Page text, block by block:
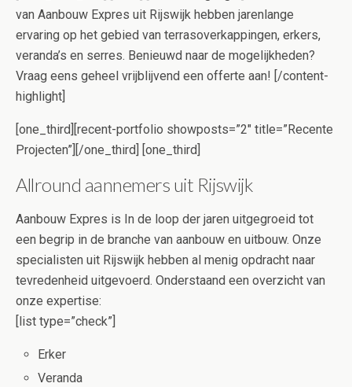
van Aanbouw Expres uit Rijswijk hebben jarenlange
ervaring op het gebied van terrasoverkappingen, erkers,
veranda’s en serres. Benieuwd naar de mogelijkheden?
Vraag eens geheel vrijblijvend een offerte aan! [/content-
highlight]
[one_third][recent-portfolio showposts=”2″ title=”Recente
Projecten”][/one_third] [one_third]
Allround aannemers uit Rijswijk
Aanbouw Expres is In de loop der jaren uitgegroeid tot
een begrip in de branche van aanbouw en uitbouw. Onze
specialisten uit Rijswijk hebben al menig opdracht naar
tevredenheid uitgevoerd. Onderstaand een overzicht van
onze expertise:
[list type=”check”]
Erker
Veranda